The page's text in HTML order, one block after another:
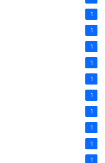
1
1
1
1
1
1
1
1
1
1